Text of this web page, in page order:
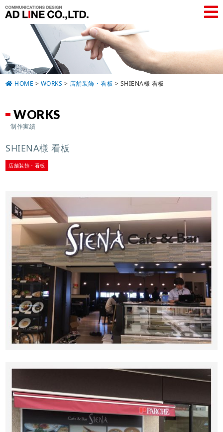
HOME > WORKS > 店舗装飾・看板 > SHIENA様 看板
WORKS
制作実績
SHIENA様 看板
店舗装飾・看板